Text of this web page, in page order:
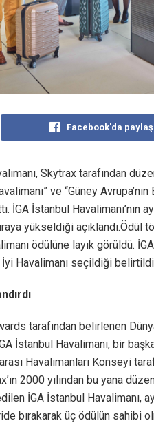
Facebook'da paylaş
Skytrax tarafından
ve “Güney
İGA İstanbul
yükseldiği açıklandı.Ödül
ödülüne layık görüldü.
İyi Havalimanı seçildiği
tarafından belirlenen
İstanbul Havalimanı, bir
Havalimanları Konseyi
2000 yılından bu yana
İGA İstanbul Havalimanı,
bırakarak üç ödülün sahibi